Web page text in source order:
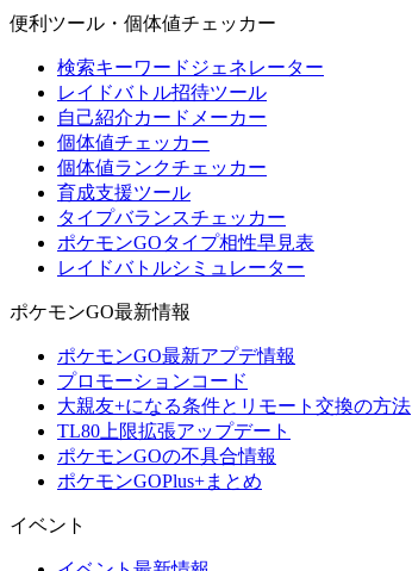
便利ツール・個体値チェッカー
検索キーワードジェネレーター
レイドバトル招待ツール
自己紹介カードメーカー
個体値チェッカー
個体値ランクチェッカー
育成支援ツール
タイプバランスチェッカー
ポケモンGOタイプ相性早見表
レイドバトルシミュレーター
ポケモンGO最新情報
ポケモンGO最新アプデ情報
プロモーションコード
大親友+になる条件とリモート交換の方法
TL80上限拡張アップデート
ポケモンGOの不具合情報
ポケモンGOPlus+まとめ
イベント